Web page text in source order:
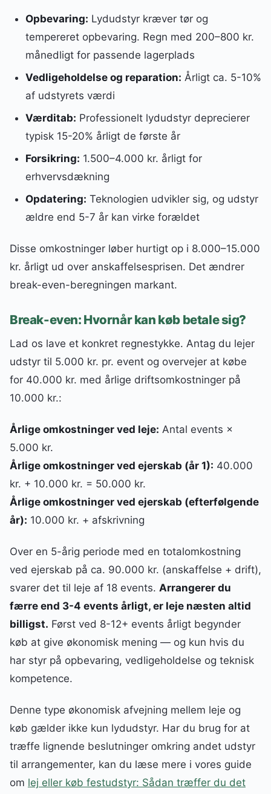
Opbevaring: Lydudstyr kræver tør og
tempereret opbevaring. Regn med 200–800 kr.
månedligt for passende lagerplads
Vedligeholdelse og reparation: Årligt ca. 5-10%
af udstyrets værdi
Værditab: Professionelt lydudstyr deprecierer
typisk 15-20% årligt de første år
Forsikring: 1.500–4.000 kr. årligt for
erhvervsdækning
Opdatering: Teknologien udvikler sig, og udstyr
ældre end 5-7 år kan virke forældet
Disse omkostninger løber hurtigt op i 8.000–15.000
kr. årligt ud over anskaffelsesprisen. Det ændrer
break-even-beregningen markant.
Break-even: Hvornår kan køb betale sig?
Lad os lave et konkret regnestykke. Antag du lejer
udstyr til 5.000 kr. pr. event og overvejer at købe
for 40.000 kr. med årlige driftsomkostninger på
10.000 kr.:
Årlige omkostninger ved leje: Antal events ×
5.000 kr.
Årlige omkostninger ved ejerskab (år 1): 40.000
kr. + 10.000 kr. = 50.000 kr.
Årlige omkostninger ved ejerskab (efterfølgende
år): 10.000 kr. + afskrivning
Over en 5-årig periode med en totalomkostning
ved ejerskab på ca. 90.000 kr. (anskaffelse + drift),
svarer det til leje af 18 events. Arrangerer du
færre end 3-4 events årligt, er leje næsten altid
billigst. Først ved 8-12+ events årligt begynder
køb at give økonomisk mening — og kun hvis du
har styr på opbevaring, vedligeholdelse og teknisk
kompetence.
Denne type økonomisk afvejning mellem leje og
køb gælder ikke kun lydudstyr. Har du brug for at
træffe lignende beslutninger omkring andet udstyr
til arrangementer, kan du læse mere i vores guide
om lej eller køb festudstyr: Sådan træffer du det